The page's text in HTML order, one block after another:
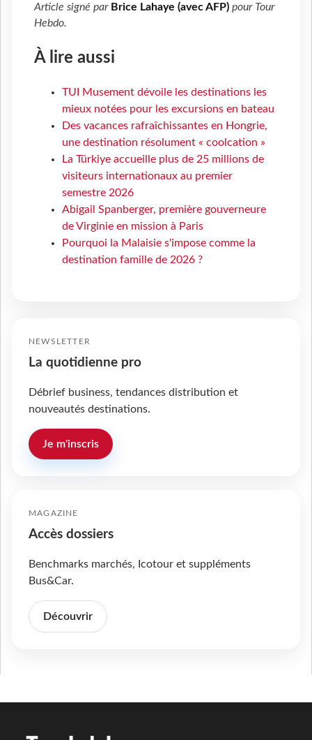
Article signé par Brice Lahaye (avec AFP) pour Tour
Hebdo.
À lire aussi
TUI Musement dévoile les destinations les
mieux notées pour les excursions en bateau
Des vacances rafraîchissantes en Hongrie,
une destination résolument « coolcation »
La Türkiye accueille plus de 25 millions de
visiteurs internationaux au premier
semestre 2026
Abigail Spanberger, première gouverneure
de Virginie en mission à Paris
Pourquoi la Malaisie s'impose comme la
destination famille de 2026 ?
NEWSLETTER
La quotidienne pro
Débrief business, tendances distribution et
nouveautés destinations.
Je m'inscris
MAGAZINE
Accès dossiers
Benchmarks marchés, Icotour et suppléments
Bus&Car.
Découvrir